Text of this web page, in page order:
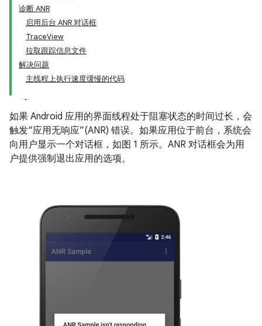
诊断 ANR
启用后台 ANR 对话框
TraceView
拉取跟踪信息文件
解决问题
主线程上执行速度缓慢的代码
如果 Android 应用的界面线程处于阻塞状态的时间过长，会
触发“应用无响应”(ANR) 错误。如果应用位于前台，系统会
向用户显示一个对话框，如图 1 所示。ANR 对话框会为用
户提供强制退出应用的选项。